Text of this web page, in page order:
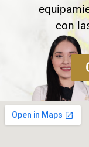
con